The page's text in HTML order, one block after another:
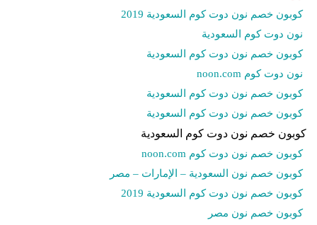
كوبون خصم نون دوت كوم السعودية 2019
نون دوت كوم السعودية
كوبون خصم نون دوت كوم السعودية
نون دوت كوم noon.com
كوبون خصم نون دوت كوم السعودية
كوبون خصم نون دوت كوم السعودية
كوبون خصم نون دوت كوم السعودية
كوبون خصم نون دوت كوم noon.com
كوبون خصم نون السعودية – الإمارات – مصر
كوبون خصم نون دوت كوم السعودية 2019
كوبون خصم نون مصر